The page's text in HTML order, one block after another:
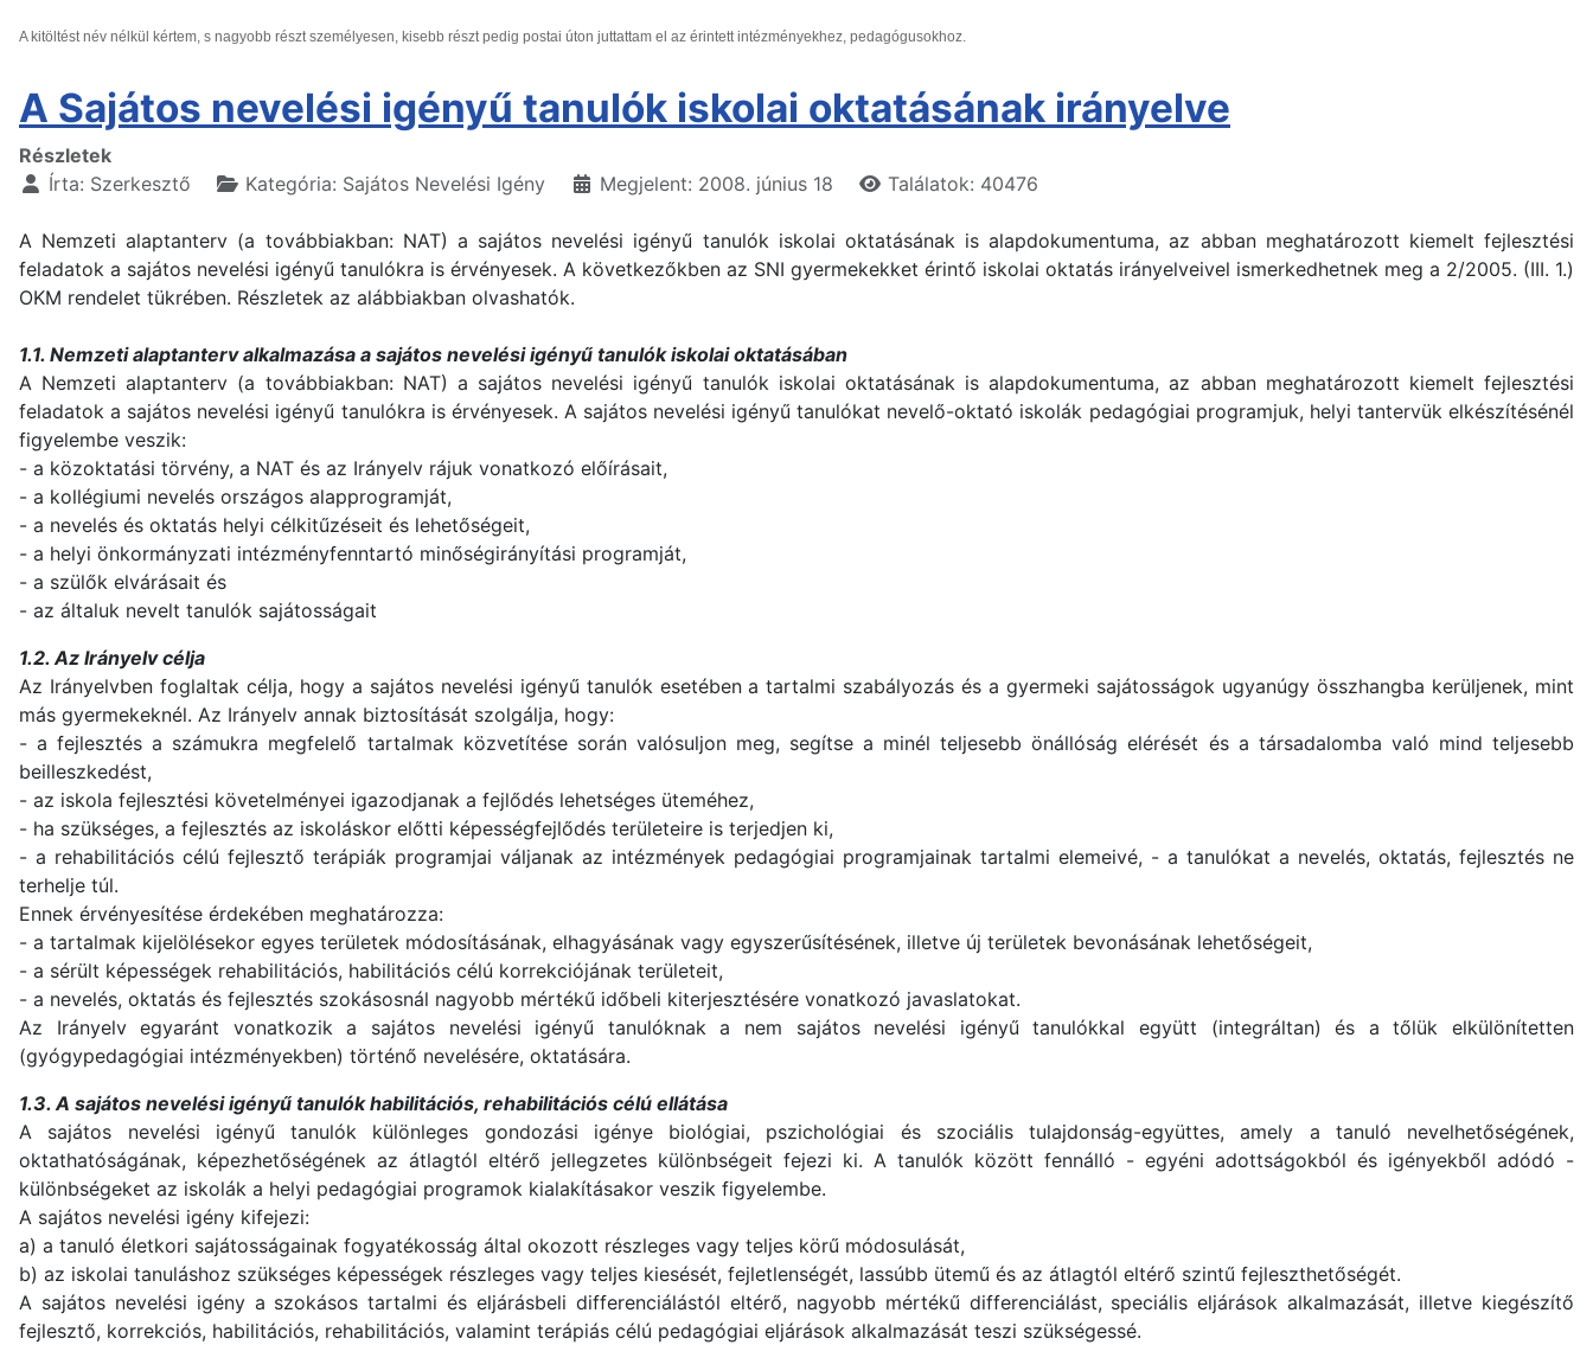
A kitöltést név nélkül kértem, s nagyobb részt személyesen, kisebb részt pedig postai úton juttattam el az érintett intézményekhez, pedagógusokhoz.
A Sajátos nevelési igényű tanulók iskolai oktatásának irányelve
Részletek
Írta: Szerkesztő Kategória: Sajátos Nevelési Igény Megjelent: 2008. június 18 Találatok: 40476
A Nemzeti alaptanterv (a továbbiakban: NAT) a sajátos nevelési igényű tanulók iskolai oktatásának is alapdokumentuma, az abban meghatározott kiemelt fejlesztési
feladatok a sajátos nevelési igényű tanulókra is érvényesek. A következőkben az SNI gyermekekket érintő iskolai oktatás irányelveivel ismerkedhetnek meg a 2/2005. (III. 1.)
OKM rendelet tükrében. Részletek az alábbiakban olvashatók.
1.1. Nemzeti alaptanterv alkalmazása a sajátos nevelési igényű tanulók iskolai oktatásában
A Nemzeti alaptanterv (a továbbiakban: NAT) a sajátos nevelési igényű tanulók iskolai oktatásának is alapdokumentuma, az abban meghatározott kiemelt fejlesztési
feladatok a sajátos nevelési igényű tanulókra is érvényesek. A sajátos nevelési igényű tanulókat nevelő-oktató iskolák pedagógiai programjuk, helyi tantervük elkészítésénél
figyelembe veszik:
- a közoktatási törvény, a NAT és az Irányelv rájuk vonatkozó előírásait,
- a kollégiumi nevelés országos alapprogramját,
- a nevelés és oktatás helyi célkitűzéseit és lehetőségeit,
- a helyi önkormányzati intézményfenntartó minőségirányítási programját,
- a szülők elvárásait és
- az általuk nevelt tanulók sajátosságait
1.2. Az Irányelv célja
Az Irányelvben foglaltak célja, hogy a sajátos nevelési igényű tanulók esetében a tartalmi szabályozás és a gyermeki sajátosságok ugyanúgy összhangba kerüljenek, mint
más gyermekeknél. Az Irányelv annak biztosítását szolgálja, hogy:
- a fejlesztés a számukra megfelelő tartalmak közvetítése során valósuljon meg, segítse a minél teljesebb önállóság elérését és a társadalomba való mind teljesebb
beilleszkedést,
- az iskola fejlesztési követelményei igazodjanak a fejlődés lehetséges üteméhez,
- ha szükséges, a fejlesztés az iskoláskor előtti képességfejlődés területeire is terjedjen ki,
- a rehabilitációs célú fejlesztő terápiák programjai váljanak az intézmények pedagógiai programjainak tartalmi elemeivé, - a tanulókat a nevelés, oktatás, fejlesztés ne
terhelje túl.
Ennek érvényesítése érdekében meghatározza:
- a tartalmak kijelölésekor egyes területek módosításának, elhagyásának vagy egyszerűsítésének, illetve új területek bevonásának lehetőségeit,
- a sérült képességek rehabilitációs, habilitációs célú korrekciójának területeit,
- a nevelés, oktatás és fejlesztés szokásosnál nagyobb mértékű időbeli kiterjesztésére vonatkozó javaslatokat.
Az Irányelv egyaránt vonatkozik a sajátos nevelési igényű tanulóknak a nem sajátos nevelési igényű tanulókkal együtt (integráltan) és a tőlük elkülönítetten
(gyógypedagógiai intézményekben) történő nevelésére, oktatására.
1.3. A sajátos nevelési igényű tanulók habilitációs, rehabilitációs célú ellátása
A sajátos nevelési igényű tanulók különleges gondozási igénye biológiai, pszichológiai és szociális tulajdonság-együttes, amely a tanuló nevelhetőségének,
oktathatóságának, képezhetőségének az átlagtól eltérő jellegzetes különbségeit fejezi ki. A tanulók között fennálló - egyéni adottságokból és igényekből adódó -
különbségeket az iskolák a helyi pedagógiai programok kialakításakor veszik figyelembe.
A sajátos nevelési igény kifejezi:
a) a tanuló életkori sajátosságainak fogyatékosság által okozott részleges vagy teljes körű módosulását,
b) az iskolai tanuláshoz szükséges képességek részleges vagy teljes kiesését, fejletlenségét, lassúbb ütemű és az átlagtól eltérő szintű fejleszthetőségét.
A sajátos nevelési igény a szokásos tartalmi és eljárásbeli differenciálástól eltérő, nagyobb mértékű differenciálást, speciális eljárások alkalmazását, illetve kiegészítő
fejlesztő, korrekciós, habilitációs, rehabilitációs, valamint terápiás célú pedagógiai eljárások alkalmazását teszi szükségessé.